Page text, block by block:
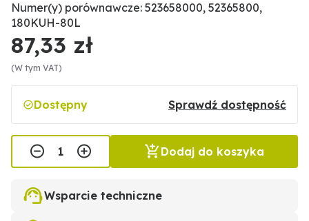
Numer(y) porównawcze: 523658000, 52365800,
180KUH-80L
87,33 zł
(W tym VAT)
Dostępny Sprawdź dostępność
Dodaj do koszyka
Wsparcie techniczne